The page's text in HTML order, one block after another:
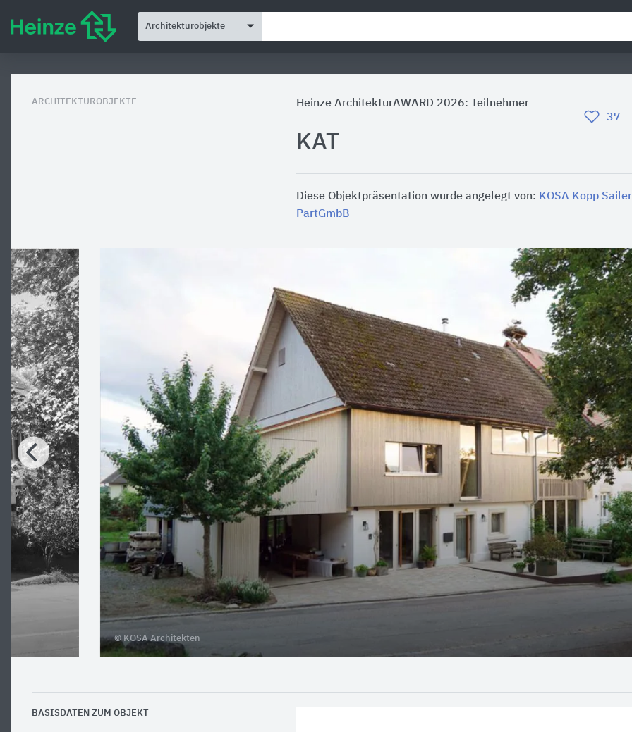
Architekturobjekte
ARCHITEKTUROBJEKTE
Heinze ArchitekturAWARD 2026: Teilnehmer
37
KAT
Diese Objektpräsentation wurde angelegt von: KOSA Kopp
PartGmbB
© KOSA Architekten
BASISDATEN ZUM OBJEKT